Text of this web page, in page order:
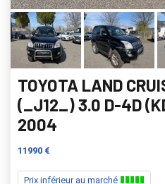
TOYOTA LAND
(_J12_) 3.0 D-4D
2004
11990 €
Prix inférieur au marché